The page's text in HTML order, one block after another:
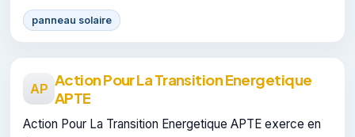
panneau solaire
AP Action Pour La Transition Energetique
APTE
Action Pour La Transition Energetique APTE exerce en